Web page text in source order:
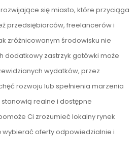
się miasto, które przyciąga
przedsiębiorców, freelancerów i
zróżnicowanym środowisku nie
dodatkowy zastrzyk gotówki może
wydatków, przez
rozwoju lub spełnienia marzenia
stanowią realne i dostępne
Ci zrozumieć lokalny rynek
wybierać oferty odpowiedzialnie i